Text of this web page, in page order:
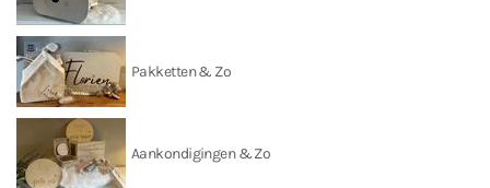
Pakketten & Zo
Aankondigingen & Zo